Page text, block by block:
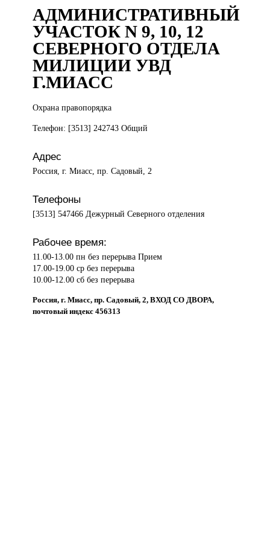
АДМИНИСТРАТИВНЫЙ
УЧАСТОК N 9, 10, 12
СЕВЕРНОГО ОТДЕЛА
МИЛИЦИИ УВД
Г.МИАСС
Охрана правопорядка
Телефон: [3513] 242743 Общий
Адрес
Россия, г. Миасс, пр. Садовый, 2
Телефоны
[3513] 547466 Дежурный Северного отделения
Рабочее время:
11.00-13.00 пн без перерыва Прием
17.00-19.00 ср без перерыва
10.00-12.00 сб без перерыва
Россия, г. Миасс, пр. Садовый, 2, ВХОД СО ДВОРА,
почтовый индекс 456313